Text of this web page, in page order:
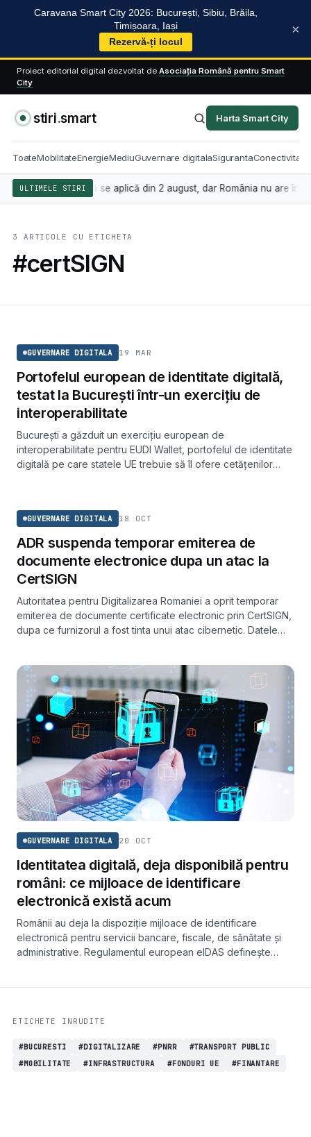
Caravana Smart City 2026: București, Sibiu, Brăila,
Timișoara, Iași
Rezervă-ți locul
×
Proiect editorial digital dezvoltat de Asociația Română pentru Smart
City
stiri.smart Harta Smart City
ToateMobilitateEnergieMediuGuvernare digitalaSigurantaConectivitate
ULTIMELE STIRI
artificială se aplică din 2 august, dar România nu are încă
3 ARTICOLE CU ETICHETA
#certSIGN
GUVERNARE DIGITALA 19 MAR
Portofelul european de identitate digitală,
testat la București într-un exercițiu de
interoperabilitate
București a găzduit un exercițiu european de
interoperabilitate pentru EUDI Wallet, portofelul de identitate
digitală pe care statele UE trebuie să îl ofere cetățenilor
GUVERNARE DIGITALA 18 OCT
ADR suspenda temporar emiterea de
documente electronice dupa un atac la
CertSIGN
Autoritatea pentru Digitalizarea Romaniei a oprit temporar
emiterea de documente certificate electronic prin CertSIGN,
dupa ce furnizorul a fost tinta unui atac cibernetic. Datele
GUVERNARE DIGITALA 20 OCT
Identitatea digitală, deja disponibilă pentru
români: ce mijloace de identificare
electronică există acum
Românii au deja la dispoziție mijloace de identificare
electronică pentru servicii bancare, fiscale, de sănătate și
administrative. Regulamentul european eIDAS definește
ETICHETE INRUDITE
#BUCURESTI #DIGITALIZARE #PNRR
#TRANSPORT PUBLIC
#MOBILITATE
#INFRASTRUCTURA #FONDURI UE #FINANTARE